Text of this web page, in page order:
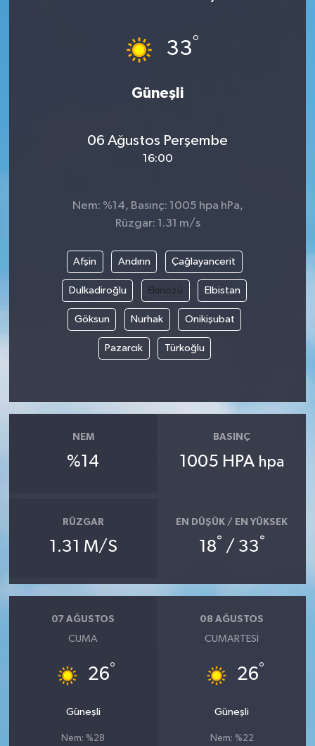
33°
Güneşli
06 Ağustos Perşembe
16:00
Nem: %14, Basınç: 1005 hpa hPa,
Rüzgar: 1.31 m/s
Afşin Andırın Çağlayancerit
Dulkadiroğlu Ekinözü Elbistan
Göksun Nurhak Onikişubat
Pazarcık Türkoğlu
NEM
%14
BASINÇ
1005 HPA hpa
RÜZGAR
1.31 M/S
EN DÜŞÜK / EN YÜKSEK
18° / 33°
07 AĞUSTOS
CUMA
26°
Güneşli
Nem: %28
08 AĞUSTOS
CUMARTESI
26°
Güneşli
Nem: %22
Manşet Altı
Resmi İlan
SürManşet